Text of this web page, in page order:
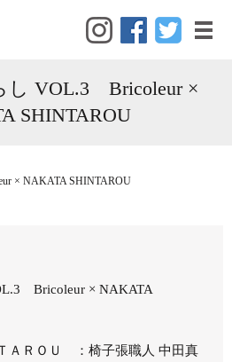
メ
し VOL.3 Bricoleur ×
SHINTAROU
× NAKATA SHINTAROU
Bricoleur × NAKATA
ＡＲＯＵ ：椅子張職人 中田真